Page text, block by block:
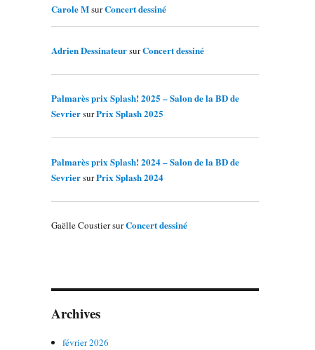
Carole MsurConcert dessiné
Adrien DessinateursurConcert dessiné
Palmarès prix Splash! 2025 – Salon de la BD de
SevriersurPrix Splash 2025
Palmarès prix Splash! 2024 – Salon de la BD de
SevriersurPrix Splash 2024
Gaëlle CoustiersurConcert dessiné
Archives
février 2026